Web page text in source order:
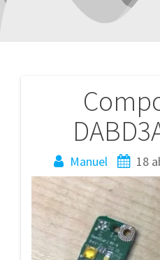
Manuel 18
Navegación
entradas